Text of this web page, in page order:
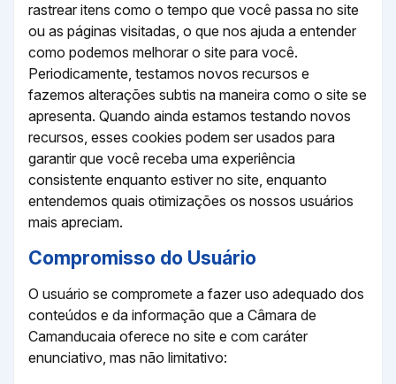
rastrear itens como o tempo que você passa no site
ou as páginas visitadas, o que nos ajuda a entender
como podemos melhorar o site para você.
Periodicamente, testamos novos recursos e
fazemos alterações subtis na maneira como o site se
apresenta. Quando ainda estamos testando novos
recursos, esses cookies podem ser usados ​​para
garantir que você receba uma experiência
consistente enquanto estiver no site, enquanto
entendemos quais otimizações os nossos usuários
mais apreciam.
Compromisso do Usuário
O usuário se compromete a fazer uso adequado dos
conteúdos e da informação que a Câmara de
Camanducaia oferece no site e com caráter
enunciativo, mas não limitativo: